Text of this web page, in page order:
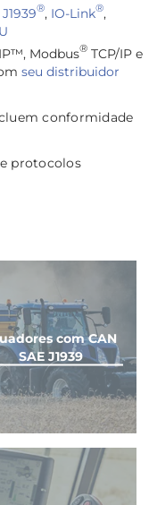
®, IO-Link®,
Modbus® TCP/IP e
seu distribuidor
conformidade
protocolos
com CAN
SAE J1939